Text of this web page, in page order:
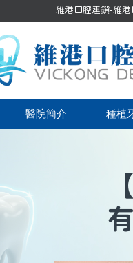
維港口腔連鎖-維
醫院簡介 種植
【